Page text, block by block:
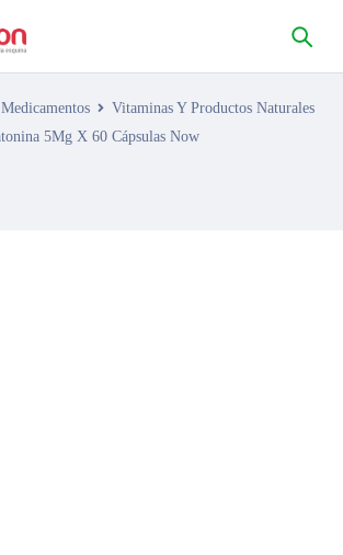
Vitaminas Y Productos Naturales
5Mg X 60 Cápsulas Now